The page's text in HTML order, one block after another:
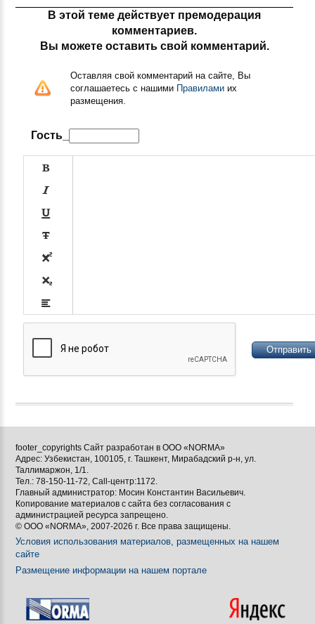
В этой теме действует премодерация
комментариев.
Вы можете оставить свой комментарий.
Оставляя свой комментарий на сайте, Вы
соглашаетесь с нашими Правилами их
размещения.
Гость_










[BBCODE]
footer_copyrights Сайт разработан в ООО «NORMA»
Адрес: Узбекистан, 100105, г. Ташкент, Мирабадский р-н, ул.
Таллимаржон, 1/1.
Тел.: 78-150-11-72, Call-центр:1172.
Главный администратор: Мосин Константин Васильевич.
Копирование материалов с сайта без согласования с
администрацией ресурса запрещено.
© ООО «NORMA», 2007-2026 г. Все права защищены.
Условия использования материалов, размещенных на нашем
сайте
Размещение информации на нашем портале